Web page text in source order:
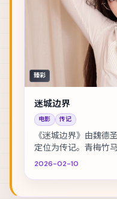
臻彩
迷城边界
电影 传记
《迷城边界》由魏德
定位为传记。青梅竹
身份却水火不容。主
2026-02-10